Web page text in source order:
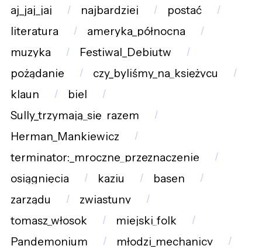
aj_jaj_jaj najbardziej
postać
literatura
ameryka_północna
muzyka
Festiwal_Debiutw
pożądanie
czy_byliśmy_na_księżycu
klaun
biel
Sully_trzymają_się_razem
Herman_Mankiewicz
terminator:_mroczne_przeznaczenie
osiągnięcia
kaziu
basen
zarządu
zwiastuny
tomasz_włosok
miejski_folk
Pandemonium
młodzi_mechanicy